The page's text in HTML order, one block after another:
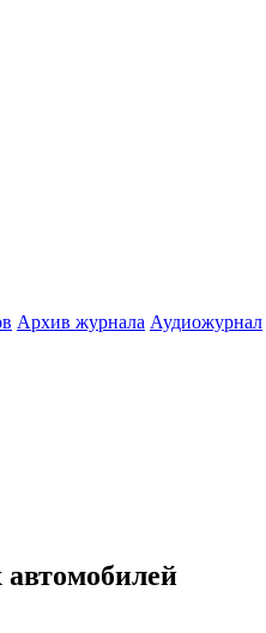
Архив журнала Аудиожурнал